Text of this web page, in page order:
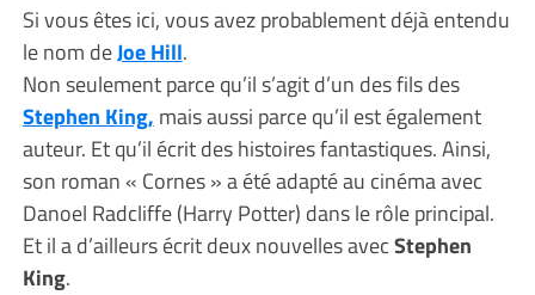
Si vous êtes ici, vous avez probablement déjà entendu
le nom deJoe Hill.
Non seulement parce qu’il s’agit d’un des fils des
Stephen King, mais aussi parce qu’il est également
auteur. Et qu’il écrit des histoires fantastiques. Ainsi,
son roman « Cornes » a été adapté au cinéma avec
Danoel Radcliffe (Harry Potter) dans le rôle principal.
Et il a d’ailleurs écrit deux nouvelles avecStephen
King.